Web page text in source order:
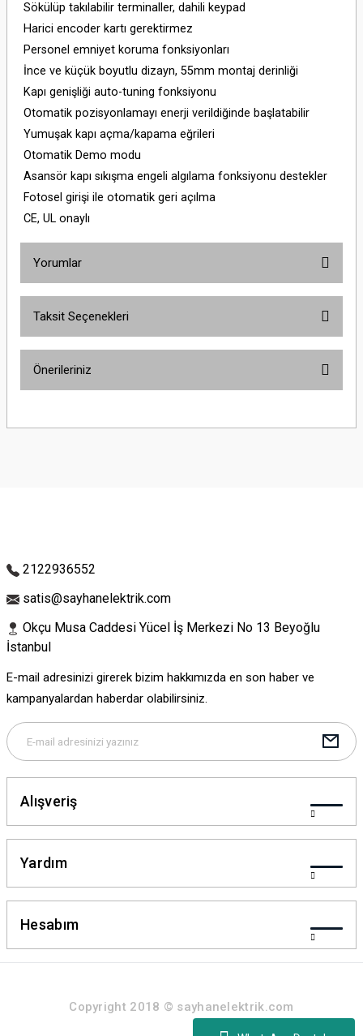
Sökülüp takılabilir terminaller, dahili keypad
Harici encoder kartı gerektirmez
Personel emniyet koruma fonksiyonları
İnce ve küçük boyutlu dizayn, 55mm montaj derinliği
Kapı genişliği auto-tuning fonksiyonu
Otomatik pozisyonlamayı enerji verildiğinde başlatabilir
Yumuşak kapı açma/kapama eğrileri
Otomatik Demo modu
Asansör kapı sıkışma engeli algılama fonksiyonu destekler
Fotosel girişi ile otomatik geri açılma
CE, UL onaylı
Yorumlar
Taksit Seçenekleri
Önerileriniz
yetersiz gördüğünüz noktaları öneri formunu kullanarak tarafımıza
Ürün fiyatı diğer sitelerden daha pahalı.
Gönder
2122936552
satis@sayhanelektrik.com
Okçu Musa Caddesi Yücel İş Merkezi No 13 Beyoğlu
İstanbul
E-mail adresinizi girerek bizim hakkımızda en son haber ve
kampanyalardan haberdar olabilirsiniz.
Alışveriş
Yardım
Hesabım
Copyright 2018 © sayhanelektrik.com